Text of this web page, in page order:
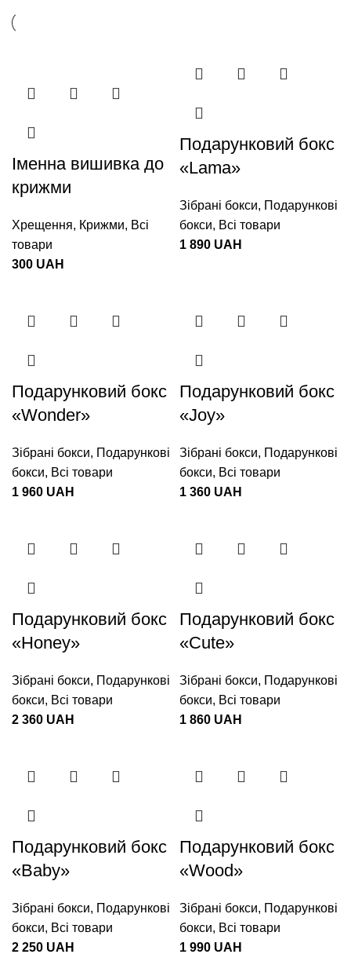
Іменна вишивка до
крижми
Хрещення, Крижми, Всі
товари
300 UAH
Подарунковий бокс
«Lama»
Зібрані бокси, Подарункові
бокси, Всі товари
1 890 UAH
Подарунковий бокс
«Wonder»
Зібрані бокси, Подарункові
бокси, Всі товари
1 960 UAH
Подарунковий бокс
«Joy»
Зібрані бокси, Подарункові
бокси, Всі товари
1 360 UAH
Подарунковий бокс
«Honey»
Зібрані бокси, Подарункові
бокси, Всі товари
2 360 UAH
Подарунковий бокс
«Cute»
Зібрані бокси, Подарункові
бокси, Всі товари
1 860 UAH
Подарунковий бокс
«Baby»
Зібрані бокси, Подарункові
бокси, Всі товари
2 250 UAH
Подарунковий бокс
«Wood»
Зібрані бокси, Подарункові
бокси, Всі товари
1 990 UAH